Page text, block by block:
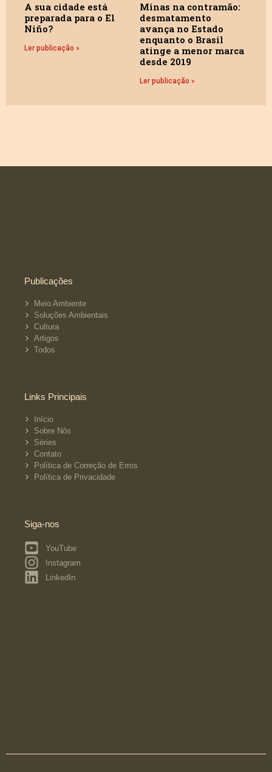
A sua cidade está
preparada para o El
Niño?
Ler publicação »
Minas na contramão:
desmatamento
avança no Estado
enquanto o Brasil
atinge a menor marca
desde 2019
Ler publicação »
Publicações
Meio Ambiente
Soluções Ambientais
Cultura
Artigos
Todos
Links Principais
Início
Sobre Nós
Séries
Contato
Política de Correção de Erros
Política de Privacidade
Siga-nos
YouTube
Instagram
LinkedIn